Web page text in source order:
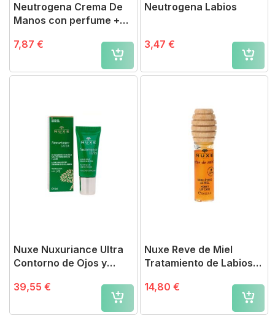
Neutrogena Crema De
Manos con perfume +
7,87 €
Neutrogena Labios
3,47 €
Nuxe Nuxuriance Ultra
Contorno de Ojos y
39,55 €
Nuxe Reve de Miel
Tratamiento de Labios
14,80 €